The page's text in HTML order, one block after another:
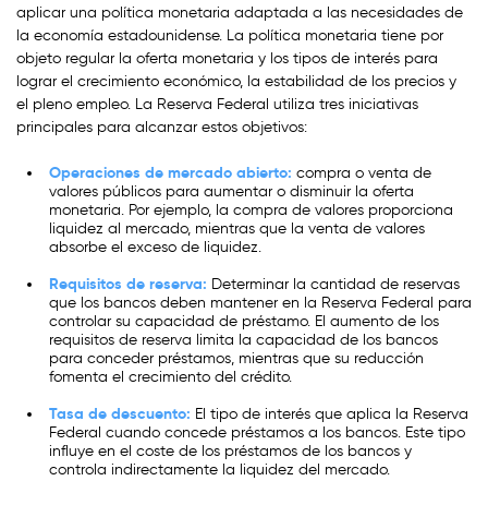
aplicar una política monetaria adaptada a las necesidades de
la economía estadounidense. La política monetaria tiene por
objeto regular la oferta monetaria y los tipos de interés para
lograr el crecimiento económico, la estabilidad de los precios y
el pleno empleo. La Reserva Federal utiliza tres iniciativas
principales para alcanzar estos objetivos:
Operaciones de mercado abierto: compra o venta de
valores públicos para aumentar o disminuir la oferta
monetaria. Por ejemplo, la compra de valores proporciona
liquidez al mercado, mientras que la venta de valores
absorbe el exceso de liquidez.
Requisitos de reserva: Determinar la cantidad de reservas
que los bancos deben mantener en la Reserva Federal para
controlar su capacidad de préstamo. El aumento de los
requisitos de reserva limita la capacidad de los bancos
para conceder préstamos, mientras que su reducción
fomenta el crecimiento del crédito.
Tasa de descuento: El tipo de interés que aplica la Reserva
Federal cuando concede préstamos a los bancos. Este tipo
influye en el coste de los préstamos de los bancos y
controla indirectamente la liquidez del mercado.